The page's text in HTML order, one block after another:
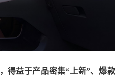
，得益于产品密集“上新”、爆款